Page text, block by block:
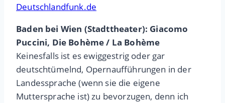
Deutschlandfunk.de
Baden bei Wien (Stadttheater): Giacomo
Puccini, Die Bohème / La Bohème
Keinesfalls ist es ewiggestrig oder gar
deutschtümelnd, Opernaufführungen in der
Landessprache (wenn sie die eigene
Muttersprache ist) zu bevorzugen, denn ich